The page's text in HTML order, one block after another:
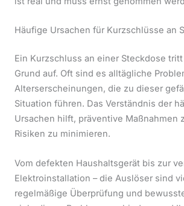
Häufige Ursachen für Kurzschlüsse an
Ein Kurzschluss an einer Steckdose
Grund auf. Oft sind es alltägliche
Alterserscheinungen, die zu dieser
Situation führen. Das Verständnis der
Ursachen hilft, präventive Maßnahmen
Risiken zu minimieren.
Vom defekten Haushaltsgerät bis zur
Elektroinstallation – die Auslöser sind
regelmäßige Überprüfung und